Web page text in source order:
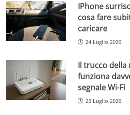
IPhone
cosa fare
caricare
24 Luglio 2026
Il trucco
funziona
segnale Wi-Fi
23 Luglio 2026